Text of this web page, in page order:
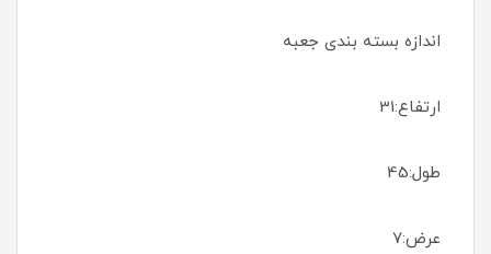
اندازه بسته بندی جعبه
ارتفاع:31
طول:45
عرض:7